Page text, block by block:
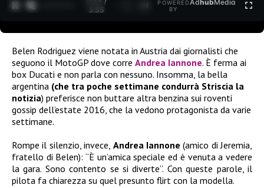
3:35
POWERED
BY
AdhubMedia
Belen Rodriguez viene notata in Austria dai giornalisti che
seguono il MotoGP dove corre Andrea Iannone. È ferma ai
box Ducati e non parla con nessuno. Insomma, la bella
argentina (che tra poche settimane condurrà Striscia la
notizia) preferisce non buttare altra benzina sui roventi
gossip dell’estate 2016, che la vedono protagonista da varie
settimane.
Rompe il silenzio, invece, Andrea Iannone (amico di Jeremia,
fratello di Belen): “È un’amica speciale ed è venuta a vedere
la gara. Sono contento se si diverte”. Con queste parole, il
pilota fa chiarezza su quel presunto flirt con la modella.